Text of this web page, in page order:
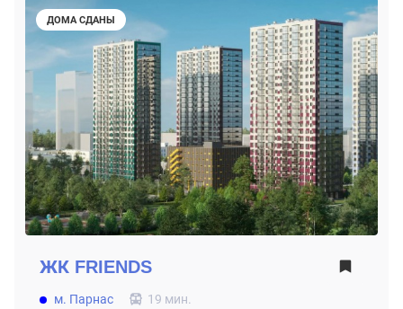
ДОМА СДАНЫ
ЖК FRIENDS
м. Парнас
19 мин.